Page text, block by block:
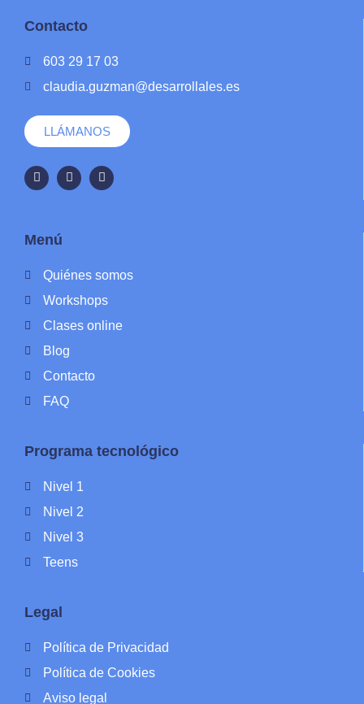
Contacto
603 29 17 03
claudia.guzman@desarrollales.es
LLÁMANOS
Menú
Quiénes somos
Workshops
Clases online
Blog
Contacto
FAQ
Programa tecnológico
Nivel 1
Nivel 2
Nivel 3
Teens
Legal
Política de Privacidad
Política de Cookies
Aviso legal